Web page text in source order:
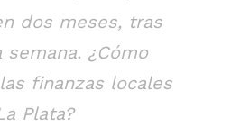
dos meses, tras
¿Cómo
finanzas locales
Plata?